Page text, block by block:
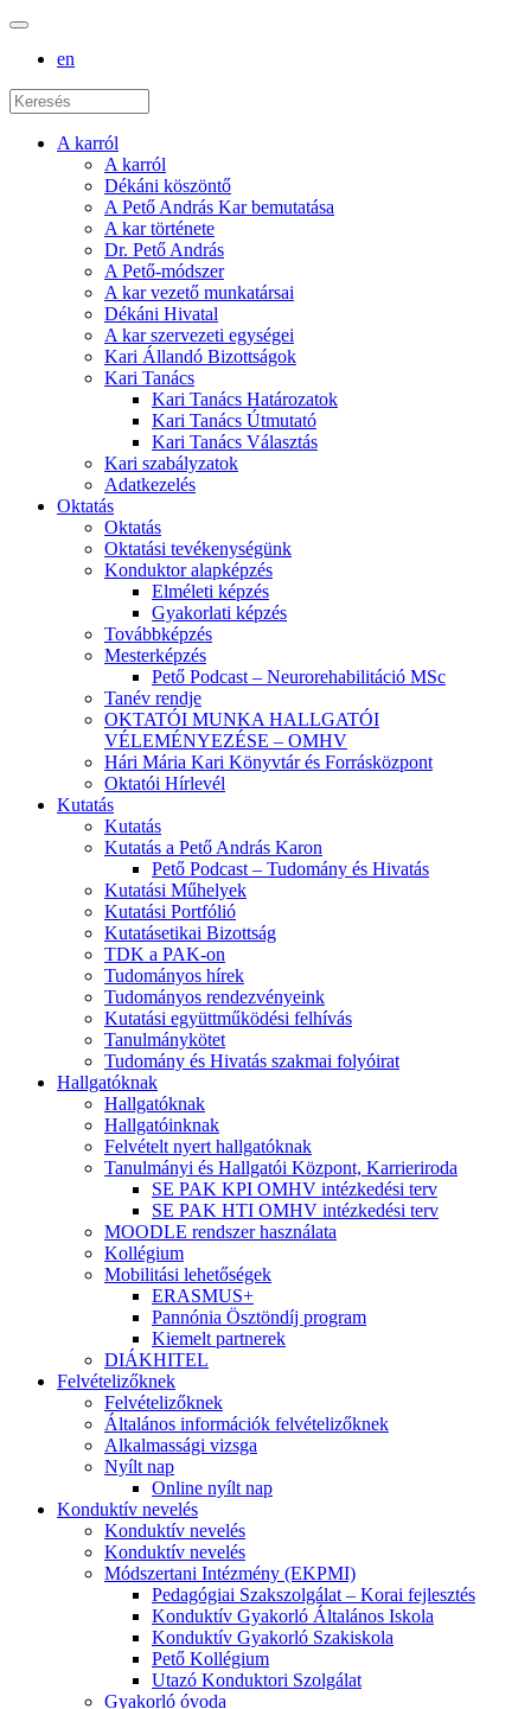
en
A karról
A karról
Dékáni köszöntő
A Pető András Kar bemutatása
A kar története
Dr. Pető András
A Pető-módszer
A kar vezető munkatársai
Dékáni Hivatal
A kar szervezeti egységei
Kari Állandó Bizottságok
Kari Tanács
Kari Tanács Határozatok
Kari Tanács Útmutató
Kari Tanács Választás
Kari szabályzatok
Adatkezelés
Oktatás
Oktatás
Oktatási tevékenységünk
Konduktor alapképzés
Elméleti képzés
Gyakorlati képzés
Továbbképzés
Mesterképzés
Pető Podcast – Neurorehabilitáció MSc
Tanév rendje
OKTATÓI MUNKA HALLGATÓI
VÉLEMÉNYEZÉSE – OMHV
Hári Mária Kari Könyvtár és Forrásközpont
Oktatói Hírlevél
Kutatás
Kutatás
Kutatás a Pető András Karon
Pető Podcast – Tudomány és Hivatás
Kutatási Műhelyek
Kutatási Portfólió
Kutatásetikai Bizottság
TDK a PAK-on
Tudományos hírek
Tudományos rendezvényeink
Kutatási együttműködési felhívás
Tanulmánykötet
Tudomány és Hivatás szakmai folyóirat
Hallgatóknak
Hallgatóknak
Hallgatóinknak
Felvételt nyert hallgatóknak
Tanulmányi és Hallgatói Központ, Karrieriroda
SE PAK KPI OMHV intézkedési terv
SE PAK HTI OMHV intézkedési terv
MOODLE rendszer használata
Kollégium
Mobilitási lehetőségek
ERASMUS+
Pannónia Ösztöndíj program
Kiemelt partnerek
DIÁKHITEL
Felvételizőknek
Felvételizőknek
Általános információk felvételizőknek
Alkalmassági vizsga
Nyílt nap
Online nyílt nap
Konduktív nevelés
Konduktív nevelés
Konduktív nevelés
Módszertani Intézmény (EKPMI)
Pedagógiai Szakszolgálat – Korai fejlesztés
Konduktív Gyakorló Általános Iskola
Konduktív Gyakorló Szakiskola
Pető Kollégium
Utazó Konduktori Szolgálat
Gyakorló óvoda